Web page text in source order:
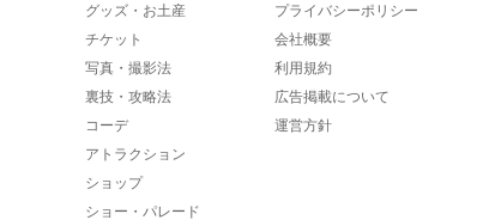
グッズ・お土産
チケット
写真・撮影法
裏技・攻略法
コーデ
アトラクション
ショップ
ショー・パレード
プライバシーポリシー
会社概要
利用規約
広告掲載について
運営方針